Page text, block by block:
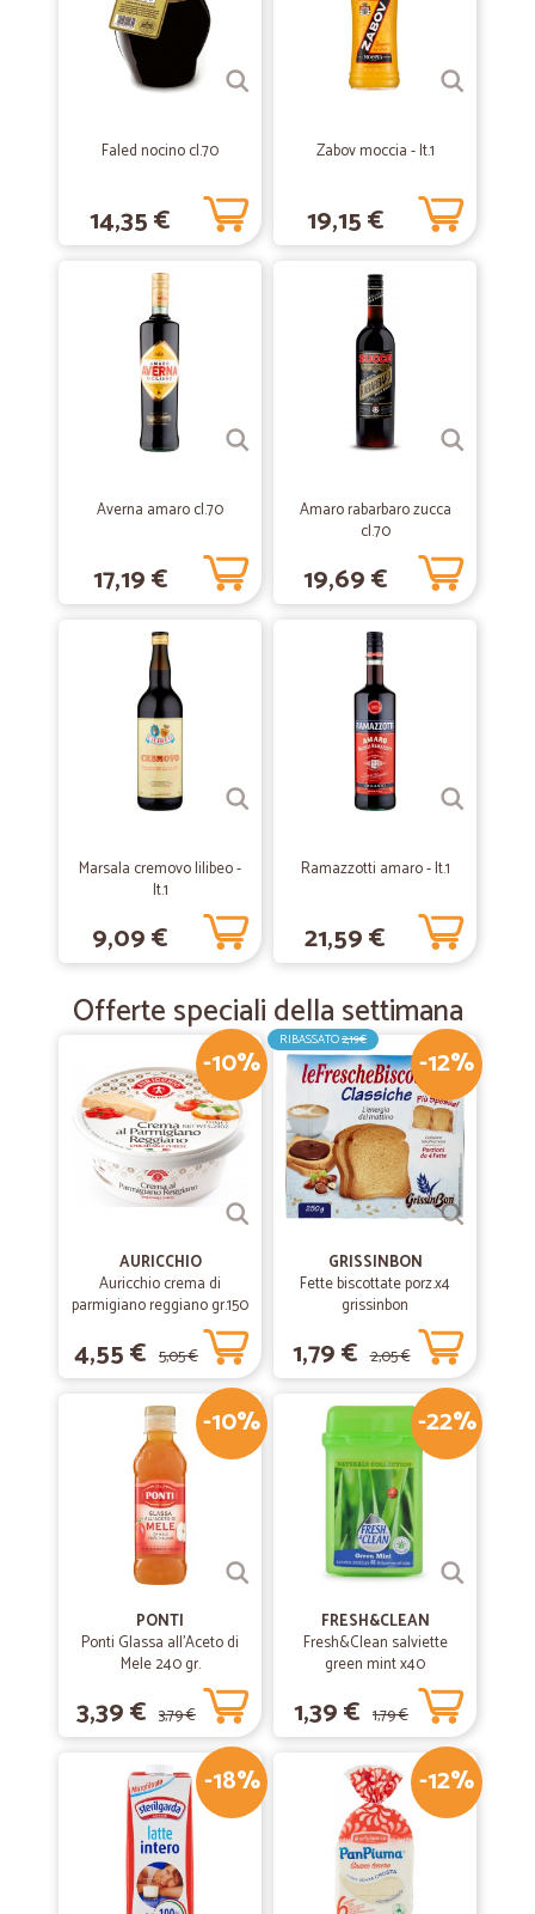
Prodotti buoni e di qualità, ampia scelta personalizzata rispetto alla
grande distribuzione. Particolari i formaggi ma anche le bevande
meno note come quelle di produzione francese, e le italiane meno
note. L'imballaggio è sempre fatto con cura e non ho mai avuto
lavora un po' da casa ed un po' in presenza, quando non ci sono
—
Buon rapporto qualità prezzo e ottimo…
Buon rapporto qualità prezzo e ottimo servizio di consegna.
07/07/2020
— Raffaele M.
Precisi sulle ordinazioni massima…
18/06/2020
Enrico B.
Uso cicalia da un paio d'anni e mi…
Uso cicalia da un paio d'anni e mi trovo benissimo
—
Consegna rapida
Consegna rapida, materiale (non deperibile) in ottimo stato.
Orzo al ginseng
Servizio rapidissimo . Prodotto veramente ok... Consigliatissimo...
08/08/2019
Federico D.
Semplice intuitivo e consegna veloce
Semplice intuitivo e consegna veloce
Faled nocino cl.70
14,35 €
Zabov moccia - lt.1
19,15 €
Averna amaro cl.70
17,19 €
Amaro rabarbaro zucca
cl.70
19,69 €
Marsala cremovo lilibeo -
lt.1
9,09 €
Ramazzotti amaro - lt.1
21,59 €
Offerte speciali della settimana
-10%
AURICCHIO
Auricchio crema di
parmigiano reggiano gr.150
4,55 € 5,05 €
-12%
RIBASSATO2,19€
GRISSINBON
Fette biscottate porz.x4
grissinbon
1,79 € 2,05 €
-10%
PONTI
Ponti Glassa all'Aceto di
Mele 240 gr.
3,39 € 3,79 €
-22%
FRESH&CLEAN
Fresh&Clean salviette
green mint x40
1,39 € 1,79 €
-18% -12%